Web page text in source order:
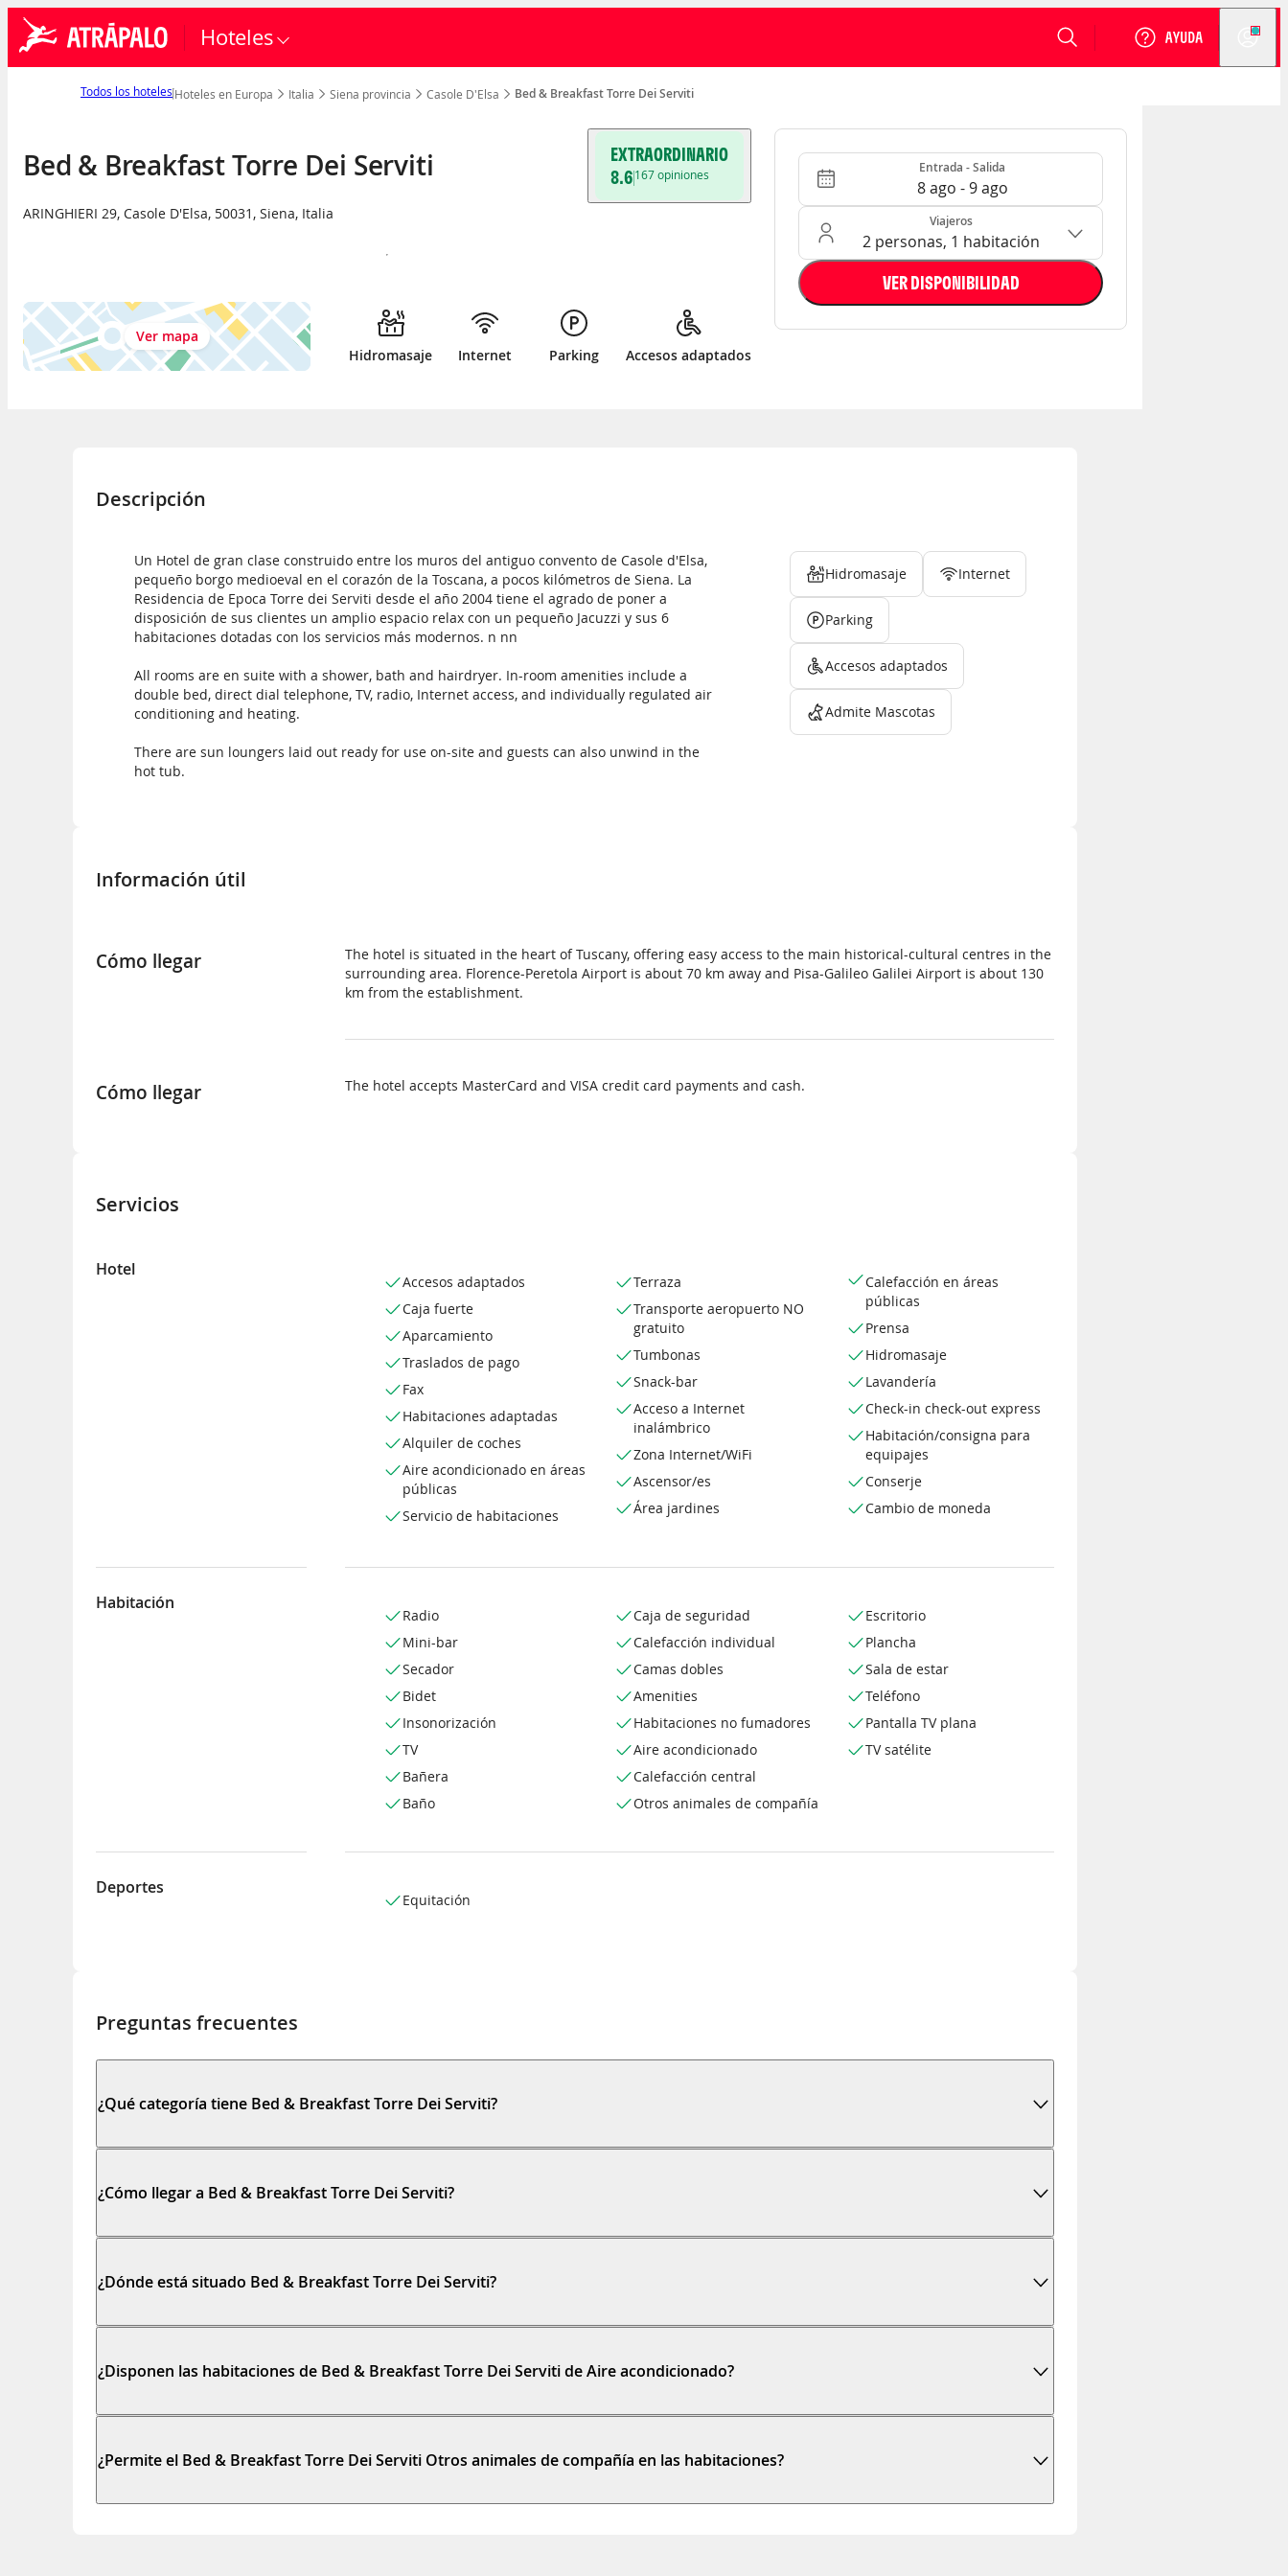
Hoteles
VER DISPONIBILIDAD
Todos los hoteles Hoteles en Europa Italia Siena provincia Casole D'Elsa Bed & Breakfast Torre Dei Serviti
Bed & Breakfast Torre Dei Serviti
ARINGHIERI 29, Casole D'Elsa, 50031 , Siena, Italia
EXTRAORDINARIO
8.6167 opiniones
Ver mapa
Hidromasaje
Internet Parking Accesos adaptados
Entrada - Salida Entrada - Salida
8 ago - 9 ago
Ocupación: 2 personas, 1 habitación
Viajeros
2 personas, 1 habitación
VER DISPONIBILIDAD
Descripción
Un Hotel de gran clase construido entre los muros del antiguo convento de Casole d'Elsa,
pequeño borgo medioeval en el corazón de la Toscana, a pocos kilómetros de Siena. La
Residencia de Epoca Torre dei Serviti desde el año 2004 tiene el agrado de poner a
disposición de sus clientes un amplio espacio relax con un pequeño Jacuzzi y sus 6
habitaciones dotadas con los servicios más modernos. n nn
All rooms are en suite with a shower, bath and hairdryer. In-room amenities include a
double bed, direct dial telephone, TV, radio, Internet access, and individually regulated air
conditioning and heating.
There are sun loungers laid out ready for use on-site and guests can also unwind in the
hot tub.
Hidromasaje Internet
Parking
Accesos adaptados
Admite Mascotas
Información útil
Cómo llegar
The hotel is situated in the heart of Tuscany, offering easy access to the main historical-cultural centres in the
surrounding area. Florence-Peretola Airport is about 70 km away and Pisa-Galileo Galilei Airport is about 130
km from the establishment.
Cómo llegar The hotel accepts MasterCard and VISA credit card payments and cash.
Servicios
Hotel
Accesos adaptados
Caja fuerte
Aparcamiento
Traslados de pago
Fax
Habitaciones adaptadas
Alquiler de coches
Aire acondicionado en áreas
públicas
Servicio de habitaciones
Terraza
Transporte aeropuerto NO
gratuito
Tumbonas
Snack-bar
Acceso a Internet
inalámbrico
Zona Internet/WiFi
Ascensor/es
Área jardines
Calefacción en áreas
públicas
Prensa
Hidromasaje
Lavandería
Check-in check-out express
Habitación/consigna para
equipajes
Conserje
Cambio de moneda
Habitación
Radio
Mini-bar
Secador
Bidet
Insonorización
TV
Bañera
Baño
Caja de seguridad
Calefacción individual
Camas dobles
Amenities
Habitaciones no fumadores
Aire acondicionado
Calefacción central
Otros animales de compañía
Escritorio
Plancha
Sala de estar
Teléfono
Pantalla TV plana
TV satélite
Deportes
Equitación
Preguntas frecuentes
¿Qué categoría tiene Bed & Breakfast Torre Dei Serviti?
¿Cómo llegar a Bed & Breakfast Torre Dei Serviti?
¿Dónde está situado Bed & Breakfast Torre Dei Serviti?
¿Disponen las habitaciones de Bed & Breakfast Torre Dei Serviti de Aire acondicionado?
¿Permite el Bed & Breakfast Torre Dei Serviti Otros animales de compañía en las habitaciones?